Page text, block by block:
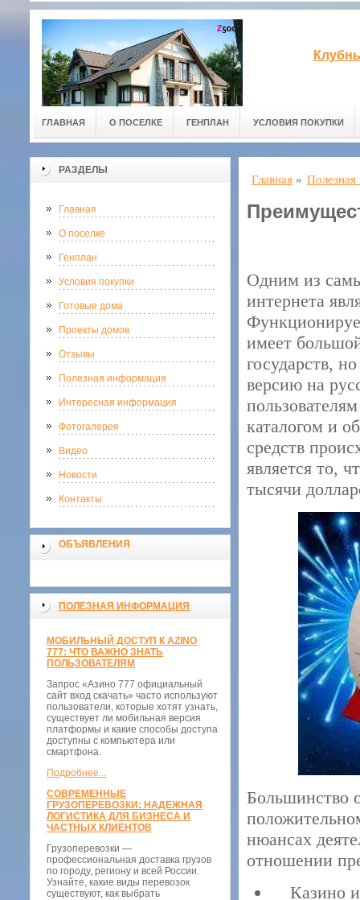
ГЛАВНАЯ О ПОСЕЛКЕ ГЕНПЛАН УСЛОВИЯ ПОКУПКИ
РАЗДЕЛЫ
Главная
О поселке
Генплан
Условия покупки
Готовые дома
Проекты домов
Отзывы
Полезная информация
Интересная информация
Фотогалерея
Видео
Новости
Контакты
ОБЪЯВЛЕНИЯ
ПОЛЕЗНАЯ ИНФОРМАЦИЯ
МОБИЛЬНЫЙ ДОСТУП К AZINO
777: ЧТО ВАЖНО ЗНАТЬ
ПОЛЬЗОВАТЕЛЯМ
Запрос «Азино 777 официальный
сайт вход скачать» часто используют
пользователи, которые хотят узнать,
существует ли мобильная версия
платформы и какие способы доступа
доступны с компьютера или
смартфона.
Подробнее...
СОВРЕМЕННЫЕ
ГРУЗОПЕРЕВОЗКИ: НАДЕЖНАЯ
ЛОГИСТИКА ДЛЯ БИЗНЕСА И
ЧАСТНЫХ КЛИЕНТОВ
Грузоперевозки —
профессиональная доставка грузов
по городу, региону и всей России.
Узнайте, какие виды перевозок
существуют, как выбрать
Главная »
Одним из
интернета
имеет
государств,
версию на
каталогом и
средств
является то,
тысячи
Большинство
нюансах
отношении
Казино